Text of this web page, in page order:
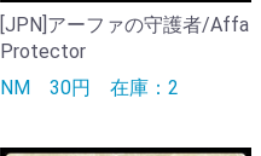
[JPN]アーファの守護者/Affa
Protector
NM 30円 在庫：2